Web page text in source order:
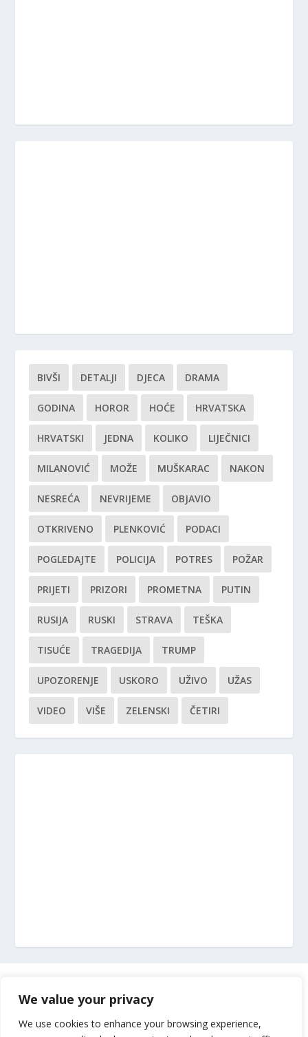
We value your privacy
We use cookies to enhance your browsing experience,
BIVŠI DETALJI DJECA DRAMA
GODINA HOROR HOĆE HRVATSKA
HRVATSKI JEDNA KOLIKO LIJEČNICI
MILANOVIĆ MOŽE MUŠKARAC NAKON
NESREĆA NEVRIJEME OBJAVIO
OTKRIVENO PLENKOVIĆ PODACI
POGLEDAJTE POLICIJA POTRES POŽAR
PRIJETI PRIZORI PROMETNA PUTIN
RUSIJA RUSKI STRAVA TEŠKA
TISUĆE TRAGEDIJA TRUMP
UPOZORENJE USKORO UŽIVO UŽAS
VIDEO VIŠE ZELENSKI ČETIRI
Impressum